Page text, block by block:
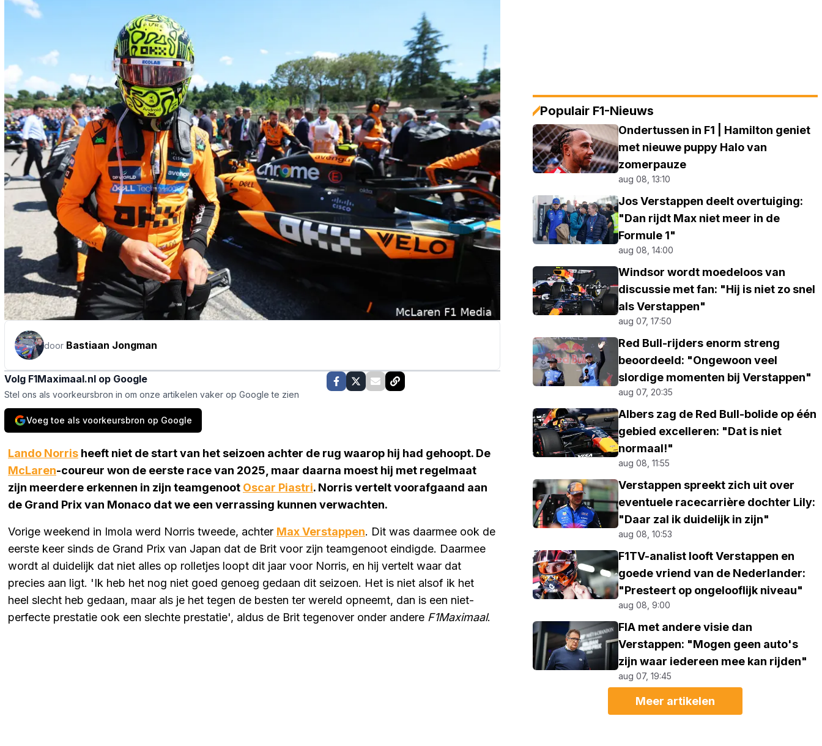
door Bastiaan Jongman
Volg F1Maximaal.nl op Google
Stel ons als voorkeursbron in om onze artikelen vaker op Google te zien
Voeg toe als voorkeursbron op Google
Lando Norris heeft niet de start van het seizoen achter de rug waarop hij had gehoopt. De
McLaren-coureur won de eerste race van 2025, maar daarna moest hij met regelmaat
zijn meerdere erkennen in zijn teamgenoot Oscar Piastri. Norris vertelt voorafgaand aan
de Grand Prix van Monaco dat we een verrassing kunnen verwachten.
Vorige weekend in Imola werd Norris tweede, achter Max Verstappen. Dit was daarmee ook de
eerste keer sinds de Grand Prix van Japan dat de Brit voor zijn teamgenoot eindigde. Daarmee
wordt al duidelijk dat niet alles op rolletjes loopt dit jaar voor Norris, en hij vertelt waar dat
precies aan ligt. 'Ik heb het nog niet goed genoeg gedaan dit seizoen. Het is niet alsof ik het
heel slecht heb gedaan, maar als je het tegen de besten ter wereld opneemt, dan is een niet-
perfecte prestatie ook een slechte prestatie', aldus de Brit tegenover onder andere F1Maximaal.
Populair F1-Nieuws
Ondertussen in F1 | Hamilton geniet
met nieuwe puppy Halo van
zomerpauze
aug 08, 13:10
Jos Verstappen deelt overtuiging:
"Dan rijdt Max niet meer in de
Formule 1"
aug 08, 14:00
Windsor wordt moedeloos van
discussie met fan: "Hij is niet zo snel
als Verstappen"
aug 07, 17:50
Red Bull-rijders enorm streng
beoordeeld: "Ongewoon veel
slordige momenten bij Verstappen"
aug 07, 20:35
Albers zag de Red Bull-bolide op één
gebied excelleren: "Dat is niet
normaal!"
aug 08, 11:55
Verstappen spreekt zich uit over
eventuele racecarrière dochter Lily:
"Daar zal ik duidelijk in zijn"
aug 08, 10:53
F1TV-analist looft Verstappen en
goede vriend van de Nederlander:
"Presteert op ongelooflijk niveau"
aug 08, 9:00
FIA met andere visie dan
Verstappen: "Mogen geen auto's
zijn waar iedereen mee kan rijden"
aug 07, 19:45
Meer artikelen